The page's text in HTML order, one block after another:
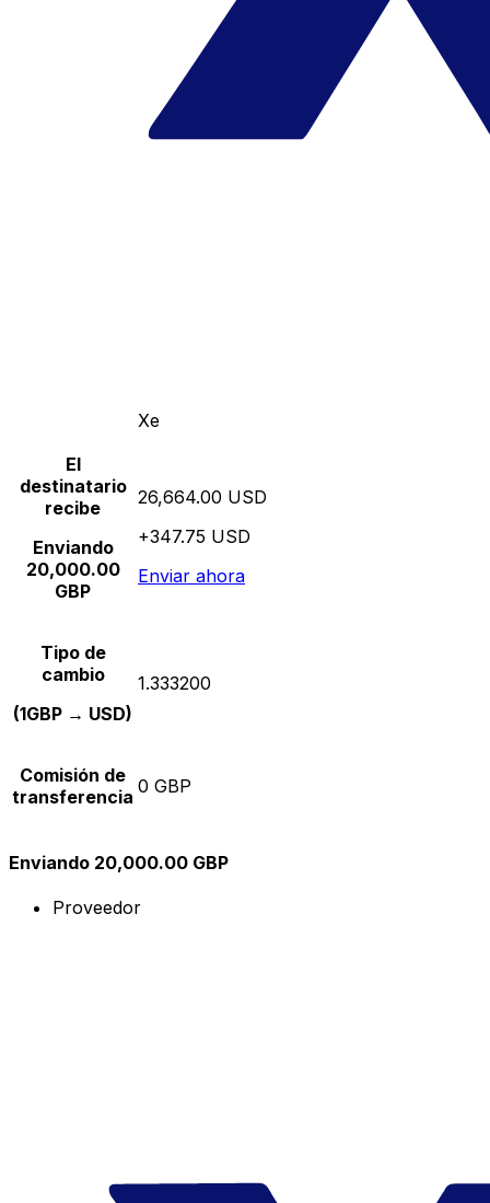
Xe
El
destinatario
recibe
Enviando
20,000.00
GBP
26,664.00 USD
+347.75 USD
Enviar ahora
Tipo de
cambio
(1GBP → USD)
1.333200
Comisión de
transferencia 0 GBP
Enviando 20,000.00 GBP
Proveedor